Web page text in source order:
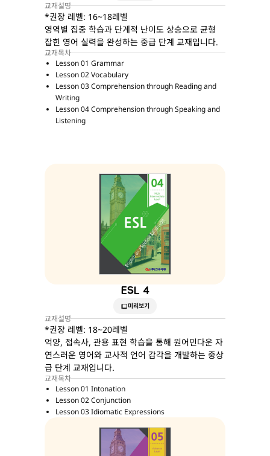
교재설명
*권장 레벨: 16~18레벨
영역별 집중 학습과 단계적 난이도 상승으로 균형
잡힌 영어 실력을 완성하는 중급 단계 교재입니다.
교재목차
Lesson 01 Grammar
Lesson 02 Vocabulary
Lesson 03 Comprehension through Reading and
Writing
Lesson 04 Comprehension through Speaking and
Listening
ESL 4
미리보기
교재설명
*권장 레벨: 18~20레벨
억양, 접속사, 관용 표현 학습을 통해 원어민다운 자
연스러운 영어와 교사적 언어 감각을 개발하는 중상
급 단계 교재입니다.
교재목차
Lesson 01 Intonation
Lesson 02 Conjunction
Lesson 03 Idiomatic Expressions